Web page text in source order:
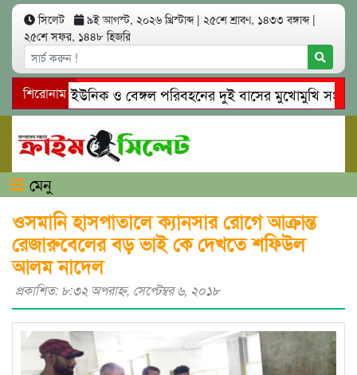
সিলেট ৯ই আগস্ট, ২০২৬ খ্রিস্টাব্দ | ২৫শে শ্রাবণ, ১৪৩৩ বঙ্গাব্দ |
২৫শে সফর, ১৪৪৮ হিজরি
শিরোনাম
সিলেটে ইউনিক ও বেঙ্গল পরিবহনের দুই বাসের মুখোমুখি
গোয়াইনঘাটে প্রেমের ফাঁদে তরুণী পাচার: মাদকাসক্ত রিমালকে
মেনু
ওসমানি হাসপাতালে ক্যানসার রোগে আক্রান্ত
রেজারুবেলের বড় ভাই কে দেখতে শফিউল
আলম নাদেল
প্রকাশিত: ৮:৩২ অপরাহ্ণ, সেপ্টেম্বর ৬, ২০১৮